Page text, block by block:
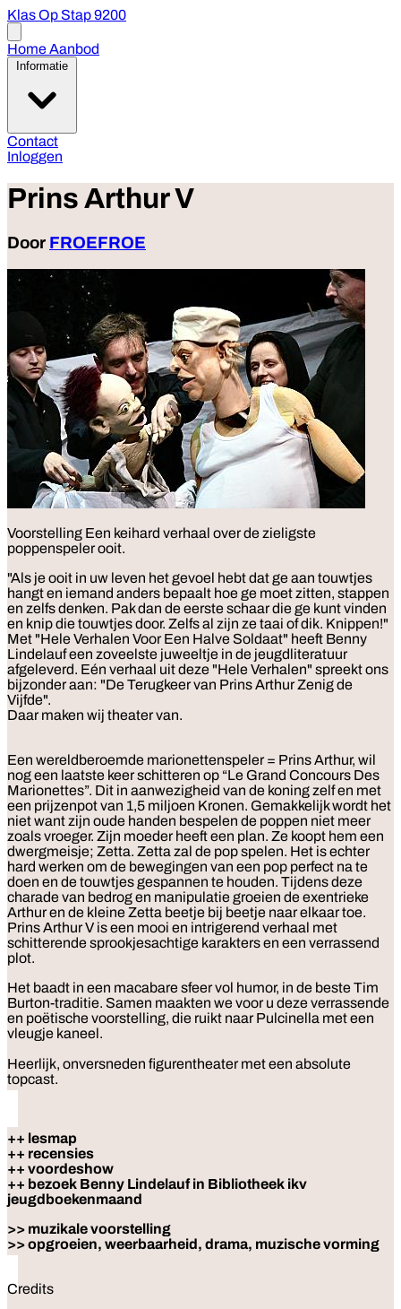
Klas Op Stap 9200
menu
HomeAanbod
Informatie
Contact
Inloggen
Prins Arthur V
Door FROEFROE
Voorstelling Een keihard verhaal over de zieligste
poppenspeler ooit.
"Als je ooit in uw leven het gevoel hebt dat ge aan touwtjes
hangt en iemand anders bepaalt hoe ge moet zitten, stappen
en zelfs denken. Pak dan de eerste schaar die ge kunt vinden
en knip die touwtjes door. Zelfs al zijn ze taai of dik. Knippen!"
Met "Hele Verhalen Voor Een Halve Soldaat" heeft Benny
Lindelauf een zoveelste juweeltje in de jeugdliteratuur
afgeleverd. Eén verhaal uit deze "Hele Verhalen" spreekt ons
bijzonder aan: "De Terugkeer van Prins Arthur Zenig de
Vijfde".
Daar maken wij theater van.
Een wereldberoemde marionettenspeler = Prins Arthur, wil
nog een laatste keer schitteren op “Le Grand Concours Des
Marionettes”. Dit in aanwezigheid van de koning zelf en met
een prijzenpot van 1,5 miljoen Kronen. Gemakkelijk wordt het
niet want zijn oude handen bespelen de poppen niet meer
zoals vroeger. Zijn moeder heeft een plan. Ze koopt hem een
dwergmeisje; Zetta. Zetta zal de pop spelen. Het is echter
hard werken om de bewegingen van een pop perfect na te
doen en de touwtjes gespannen te houden. Tijdens deze
charade van bedrog en manipulatie groeien de exentrieke
Arthur en de kleine Zetta beetje bij beetje naar elkaar toe.
Prins Arthur V is een mooi en intrigerend verhaal met
schitterende sprookjesachtige karakters en een verrassend
plot.
Het baadt in een macabare sfeer vol humor, in de beste Tim
Burton-traditie. Samen maakten we voor u deze verrassende
en poëtische voorstelling, die ruikt naar Pulcinella met een
vleugje kaneel.
Heerlijk, onversneden figurentheater met een absolute
topcast.
++ lesmap
++ recensies
++ voordeshow
++ bezoek Benny Lindelauf in Bibliotheek ikv
jeugdboekenmaand
>> muzikale voorstelling
>> opgroeien, weerbaarheid, drama, muzische vorming
Credits